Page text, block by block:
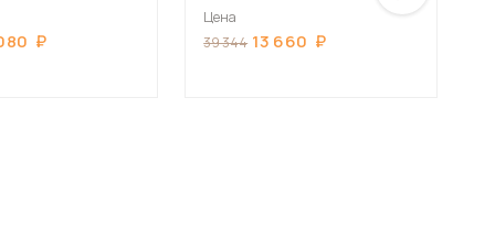
Цена
39 344 13 660